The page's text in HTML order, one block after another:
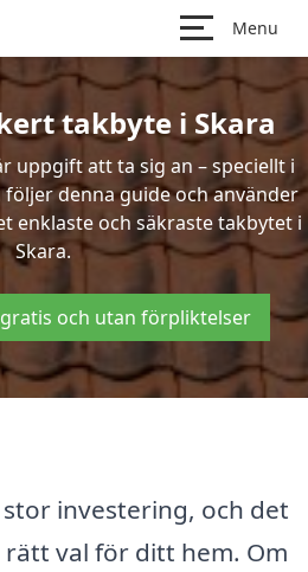
Menu
takbyte i Skara
uppgift att ta sig an – speciellt i
denna guide och använder
enklaste och säkraste takbytet i
Skara.
och utan förpliktelser
investering, och det
val för ditt hem. Om